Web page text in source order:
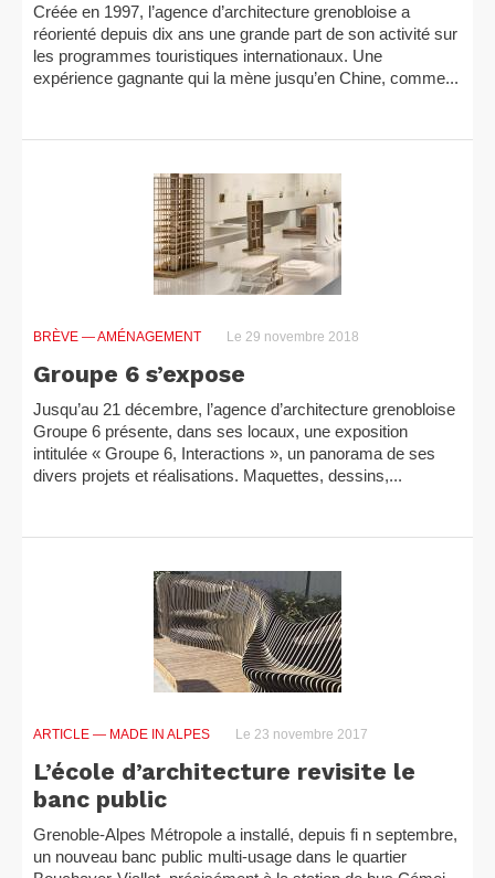
Créée en 1997, l’agence d’architecture grenobloise a
réorienté depuis dix ans une grande part de son activité sur
les programmes touristiques internationaux. Une
expérience gagnante qui la mène jusqu’en Chine, comme...
BRÈVE — AMÉNAGEMENT Le 29 novembre 2018
Groupe 6 s’expose
Jusqu’au 21 décembre, l’agence d’architecture grenobloise
Groupe 6 présente, dans ses locaux, une exposition
intitulée « Groupe 6, Interactions », un panorama de ses
divers projets et réalisations. Maquettes, dessins,...
ARTICLE — MADE IN ALPES Le 23 novembre 2017
L’école d’architecture revisite le
banc public
Grenoble-Alpes Métropole a installé, depuis fi n septembre,
un nouveau banc public multi-usage dans le quartier